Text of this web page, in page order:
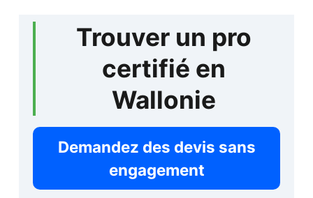
Trouver un pro
certifié en
Wallonie
Demandez des devis sans
engagement